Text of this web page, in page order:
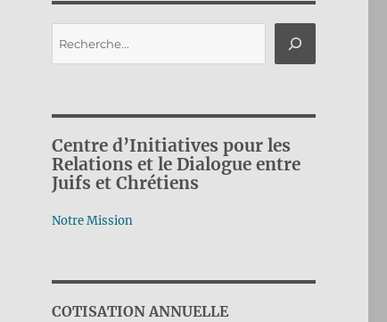
Centre d’Initiatives pour les
Relations et le Dialogue entre
Juifs et Chrétiens
Notre Mission
COTISATION ANNUELLE